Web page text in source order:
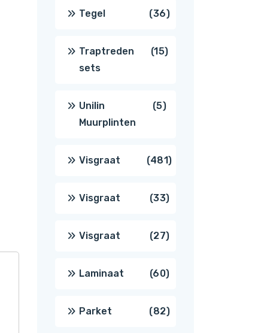
producten
Tegel 3636
producten
Traptreden
sets
1515
Unilin
Muurplinten
55
Visgraat 481481
Visgraat 3333
producten
Visgraat 2727
producten
Laminaat 6060
producten
Parket 8282